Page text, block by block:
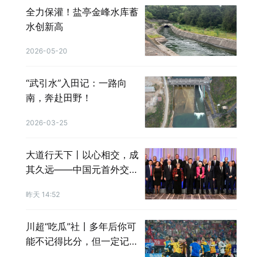
全力保灌！盐亭金峰水库蓄
水创新高
2026-05-20
“武引水”入田记：一路向
南，奔赴田野！
2026-03-25
大道行天下丨以心相交，成
其久远——中国元首外交的
昨天 14:52
川超“吃瓜”社丨多年后你可
能不记得比分，但一定记得